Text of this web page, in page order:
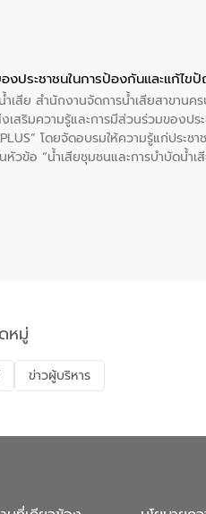
งประชาชนในการป้องกันและแก้ไข
สีย สำนักงานจัดการน้ำเสียสาขาน
สริมความรู้และการมีส่วนร่วมของป
โดยจัดอบรมให้ความรู้แก่ประชา
วข้อ “น้ำเสียชุมชนและการบำบัดน้ำเ
หล่งกำเนิด การบำบัดน้ำเสียเบื้องต้น
หมู่
ข่าวผู้บริหาร